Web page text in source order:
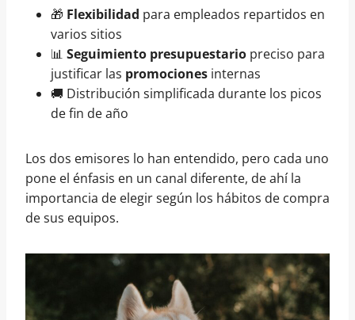
🎁 Flexibilidad para empleados repartidos en
varios sitios
📊 Seguimiento presupuestario preciso para
justificar las promociones internas
🚚 Distribución simplificada durante los picos
de fin de año
Los dos emisores lo han entendido, pero cada uno
pone el énfasis en un canal diferente, de ahí la
importancia de elegir según los hábitos de compra
de sus equipos.